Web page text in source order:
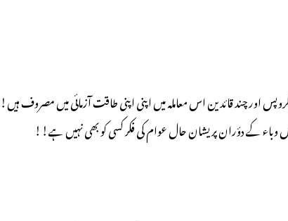
اور چند قائدین اس معاملہ میں اپنی اپنی طاقت آزمائی میں مصروف ہیں!
وباء کے دؤران پریشان حال عوام کی فکر کسی کو بھی نہیں ہے!!